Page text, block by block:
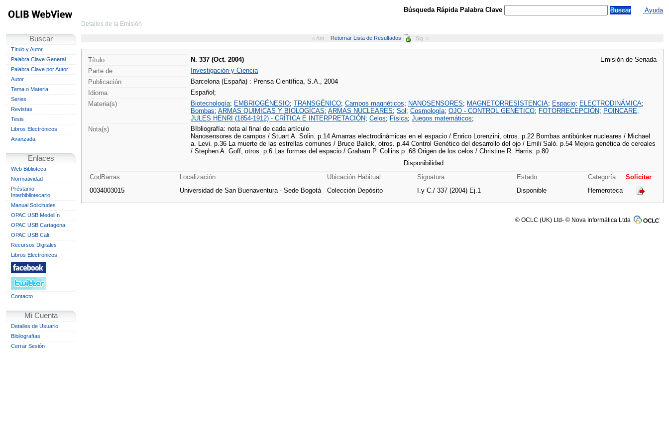
Buscar
Título y Autor
Palabra Clave General
Palabra Clave por Autor
Autor
Tema o Materia
Series
Revistas
Tesis
Libros Electrónicos
Avanzada
Enlaces
Web Biblioteca
Normatividad
Préstamo
Interbibliotecario
Manual Solicitudes
OPAC USB Medellín
OPAC USB Cartagena
OPAC USB Cali
Recursos Digitales
Libros Electrónicos
Contacto
Mi Cuenta
Detalles de Usuario
Bibliografías
Cerrar Sesión
Búsqueda Rápida Palabra Clave Ayuda
Detalles de la Emisión
< Ant. Retornar Lista de Resultados Sig. >
Título N. 337 (Oct. 2004)
Emisión de Seriada
Parte de
Investigación y Ciencia
Publicación
Barcelona (España) : Prensa Científica, S.A., 2004
Idioma
Español;
Materia(s)
Biotecnología; EMBRIOGÉNESIO; TRANSGÉNICO; Campos magnéticos; NANOSENSORES; MAGNETORRESISTENCIA; Espacio; ELECTRODINÁMICA;
Bombas; ARMAS QUIMICAS Y BIOLOGÍCAS; ARMAS NUCLEARES; Sol ; Cosmología; OJO - CONTROL GENÉTICO; FOTORRECEPCIÓN; POINCARE,
JULES HENRI (1854-1912) - CRÍTICA E INTERPRETACIÓN; Celos; Física; Juegos matemáticos;
Nota(s)
BIbliografía: nota al final de cada artículo
Nanosensores de campos / Stuart A. Solin. p.14 Amarras electrodinámicas en el espacio / Enrico Lorenzini, otros. p.22 Bombas antibúnker nucleares / Michael
a. Levi. p.36 La muerte de las estrellas comunes / Bruce Balick, otros. p.44 Control Genético del desarrollo del ojo / Emili Saló. p.54 Mejora genética de cereales
/ Stephen A. Goff, otros. p.6 Las formas del espacio / Graham P. Collins.p .68 Origen de los celos / Christine R. Harris. p.80
Disponibilidad
CodBarras
Localización Ubicación Habitual Signatura Estado Categoría
Solicitar
0034003015
Universidad de San Buenaventura - Sede Bogotá Colección Depósito I.y C./ 337 (2004) Ej.1 Disponible Hemeroteca
© OCLC (UK) Ltd- © Nova Informática Ltda